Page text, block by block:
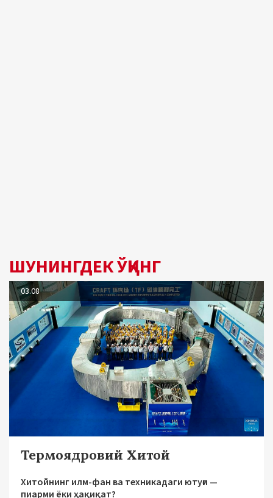
ШУНИНГДЕК ЎҚИНГ
03.08
Термоядровий Хитой
Хитойнинг илм-фан ва техникадаги ютуғи —
пиарми ёки ҳақиқат?